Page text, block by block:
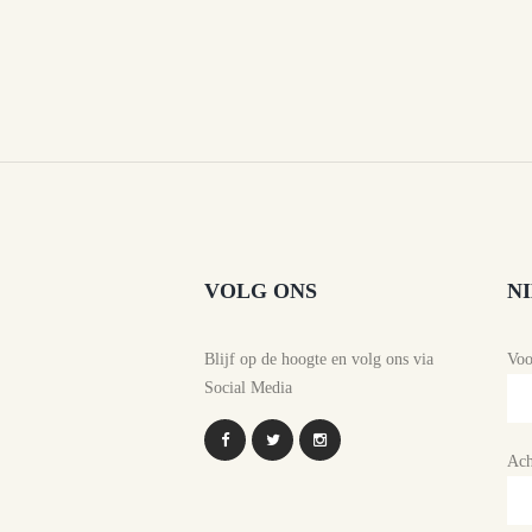
VOLG ONS
Blijf op de hoogte en volg ons via
Social Media